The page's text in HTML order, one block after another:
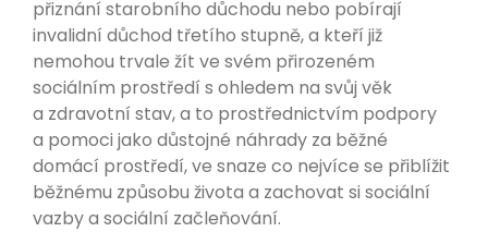
přiznání starobního důchodu nebo pobírají
invalidní důchod třetího stupně, a kteří již
nemohou trvale žít ve svém přirozeném
sociálním prostředí s ohledem na svůj věk
a zdravotní stav, a to prostřednictvím podpory
a pomoci jako důstojné náhrady za běžné
domácí prostředí, ve snaze co nejvíce se přiblížit
běžnému způsobu života a zachovat si sociální
vazby a sociální začleňování.